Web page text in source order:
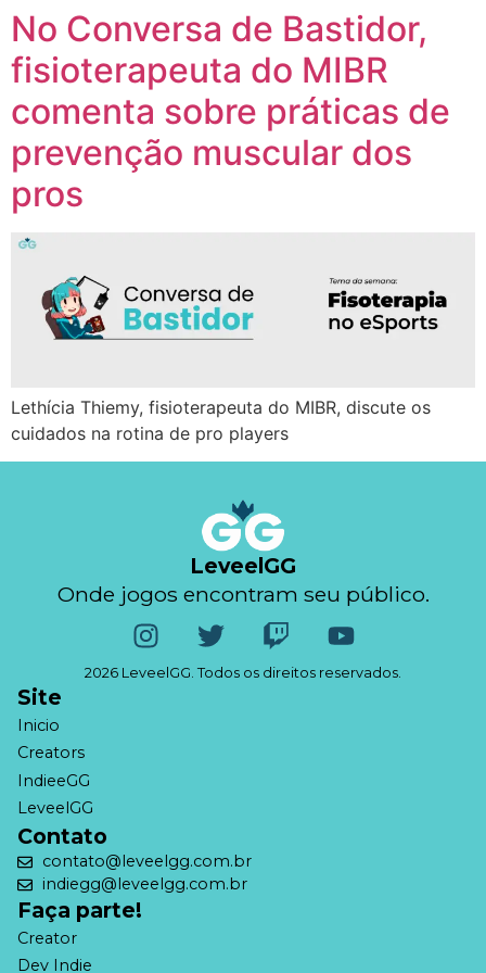
No Conversa de Bastidor,
fisioterapeuta do MIBR
comenta sobre práticas de
prevenção muscular dos
pros
Lethícia Thiemy, fisioterapeuta do MIBR, discute os
cuidados na rotina de pro players
LeveelGG
Onde jogos encontram seu público.
2026 LeveelGG. Todos os direitos reservados.
Site
Inicio
Creators
IndieeGG
LeveelGG
Contato
contato@leveelgg.com.br
indiegg@leveelgg.com.br
Faça parte!
Creator
Dev Indie